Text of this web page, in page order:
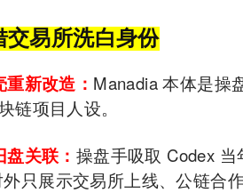
易所洗白身份
新改造： Manadia 本体是操
链项目人设。
关联： 操盘手吸取 Codex
只展示交易所上线、公链合作